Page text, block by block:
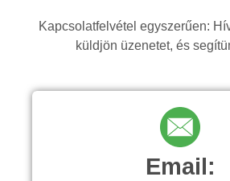
Kapcsolatfelvétel egyszerűen:
küldjön üzenetet, és
Email: